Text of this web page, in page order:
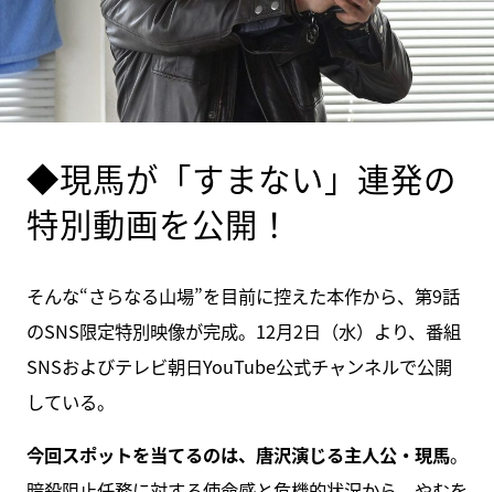
◆現馬が「すまない」連発の
特別動画を公開！
そんな“さらなる山場”を目前に控えた本作から、第9話
のSNS限定特別映像が完成。12月2日（水）より、番組
SNSおよびテレビ朝日YouTube公式チャンネルで公開
している。
今回スポットを当てるのは、唐沢演じる主人公・現馬。